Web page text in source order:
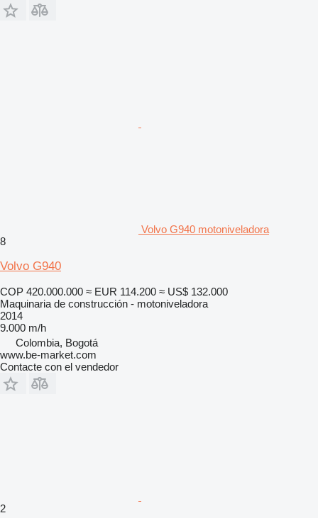
Volvo G940 motoniveladora
8
Volvo G940
COP 420.000.000 ≈ EUR 114.200 ≈ US$ 132.000
Maquinaria de construcción - motoniveladora
2014
9.000 m/h
Colombia, Bogotá
www.be-market.com
Contacte con el vendedor
2